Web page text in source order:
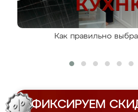
Как правильно
ФИКСИРУЕМ